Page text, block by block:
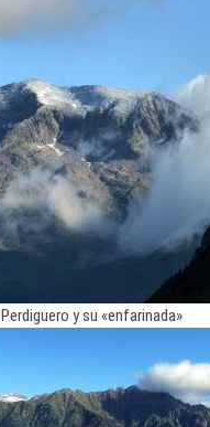
Perdiguero y su «enfarinada»